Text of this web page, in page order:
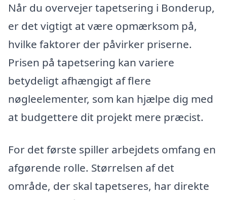
Når du overvejer tapetsering i Bonderup,
er det vigtigt at være opmærksom på,
hvilke faktorer der påvirker priserne.
Prisen på tapetsering kan variere
betydeligt afhængigt af flere
nøgleelementer, som kan hjælpe dig med
at budgettere dit projekt mere præcist.
For det første spiller arbejdets omfang en
afgørende rolle. Størrelsen af det
område, der skal tapetseres, har direkte